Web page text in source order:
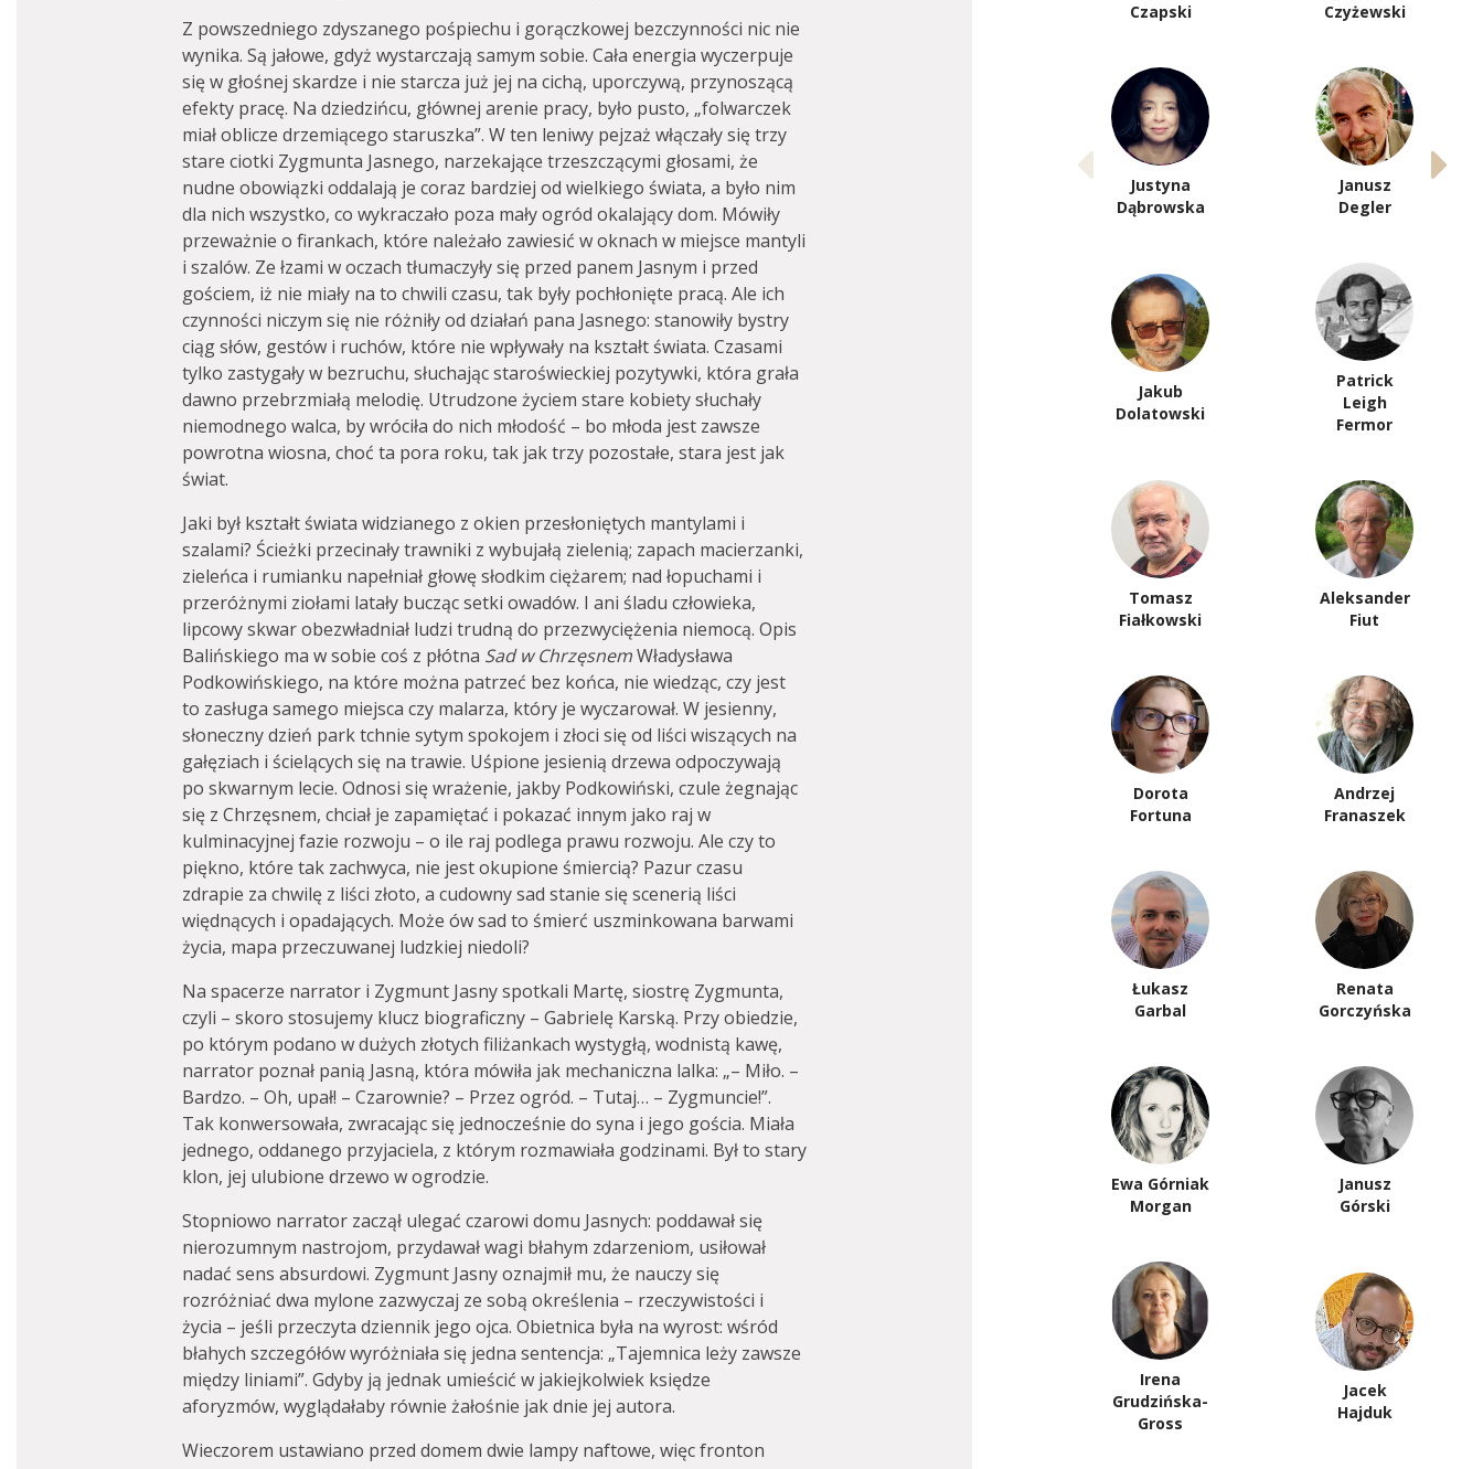
Z powszedniego zdyszanego pośpiechu i gorączkowej bezczynności nic nie
wynika. Są jałowe, gdyż wystarczają samym sobie. Cała energia wyczerpuje
się w głośnej skardze i nie starcza już jej na cichą, uporczywą, przynoszącą
efekty pracę. Na dziedzińcu, głównej arenie pracy, było pusto, „folwarczek
miał oblicze drzemiącego staruszka”. W ten leniwy pejzaż włączały się trzy
stare ciotki Zygmunta Jasnego, narzekające trzeszczącymi głosami, że
nudne obowiązki oddalają je coraz bardziej od wielkiego świata, a było nim
dla nich wszystko, co wykraczało poza mały ogród okalający dom. Mówiły
przeważnie o firankach, które należało zawiesić w oknach w miejsce mantyli
i szalów. Ze łzami w oczach tłumaczyły się przed panem Jasnym i przed
gościem, iż nie miały na to chwili czasu, tak były pochłonięte pracą. Ale ich
czynności niczym się nie różniły od działań pana Jasnego: stanowiły bystry
ciąg słów, gestów i ruchów, które nie wpływały na kształt świata. Czasami
tylko zastygały w bezruchu, słuchając staroświeckiej pozytywki, która grała
dawno przebrzmiałą melodię. Utrudzone życiem stare kobiety słuchały
niemodnego walca, by wróciła do nich młodość – bo młoda jest zawsze
powrotna wiosna, choć ta pora roku, tak jak trzy pozostałe, stara jest jak
świat.
Jaki był kształt świata widzianego z okien przesłoniętych mantylami i
szalami? Ścieżki przecinały trawniki z wybujałą zielenią; zapach macierzanki,
zieleńca i rumianku napełniał głowę słodkim ciężarem; nad łopuchami i
przeróżnymi ziołami latały bucząc setki owadów. I ani śladu człowieka,
lipcowy skwar obezwładniał ludzi trudną do przezwyciężenia niemocą. Opis
Balińskiego ma w sobie coś z płótna Sad w ChrzęsnemWładysława
Podkowińskiego, na które można patrzeć bez końca, nie wiedząc, czy jest
to zasługa samego miejsca czy malarza, który je wyczarował. W jesienny,
słoneczny dzień park tchnie sytym spokojem i złoci się od liści wiszących na
gałęziach i ścielących się na trawie. Uśpione jesienią drzewa odpoczywają
po skwarnym lecie. Odnosi się wrażenie, jakby Podkowiński, czule żegnając
się z Chrzęsnem, chciał je zapamiętać i pokazać innym jako raj w
kulminacyjnej fazie rozwoju – o ile raj podlega prawu rozwoju. Ale czy to
piękno, które tak zachwyca, nie jest okupione śmiercią? Pazur czasu
zdrapie za chwilę z liści złoto, a cudowny sad stanie się scenerią liści
więdnących i opadających. Może ów sad to śmierć uszminkowana barwami
życia, mapa przeczuwanej ludzkiej niedoli?
Na spacerze narrator i Zygmunt Jasny spotkali Martę, siostrę Zygmunta,
czyli – skoro stosujemy klucz biograficzny – Gabrielę Karską. Przy obiedzie,
po którym podano w dużych złotych filiżankach wystygłą, wodnistą kawę,
narrator poznał panią Jasną, która mówiła jak mechaniczna lalka: „– Miło. –
Bardzo. – Oh, upał! – Czarownie? – Przez ogród. – Tutaj… – Zygmuncie!”.
Tak konwersowała, zwracając się jednocześnie do syna i jego gościa. Miała
jednego, oddanego przyjaciela, z którym rozmawiała godzinami. Był to stary
klon, jej ulubione drzewo w ogrodzie.
Stopniowo narrator zaczął ulegać czarowi domu Jasnych: poddawał się
nierozumnym nastrojom, przydawał wagi błahym zdarzeniom, usiłował
nadać sens absurdowi. Zygmunt Jasny oznajmił mu, że nauczy się
rozróżniać dwa mylone zazwyczaj ze sobą określenia – rzeczywistości i
życia – jeśli przeczyta dziennik jego ojca. Obietnica była na wyrost: wśród
błahych szczegółów wyróżniała się jedna sentencja: „Tajemnica leży zawsze
między liniami”. Gdyby ją jednak umieścić w jakiejkolwiek księdze
aforyzmów, wyglądałaby równie żałośnie jak dnie jej autora.
Wieczorem ustawiano przed domem dwie lampy naftowe, więc fronton
Czapski
Czyżewski
Justyna
Dąbrowska
Janusz
Degler
Jakub
Dolatowski
Patrick
Leigh
Fermor
Tomasz
Fiałkowski
Aleksander
Fiut
Dorota
Fortuna
Andrzej
Franaszek
Łukasz
Garbal
Renata
Gorczyńska
Ewa Górniak
Morgan
Janusz
Górski
Irena
Grudzińska-
Gross
Jacek
Hajduk